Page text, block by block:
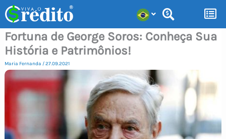
para
conteúdo
Fortuna de George Soros: Conheça Sua
História e Patrimônios!
Maria Fernanda /27.09.2021